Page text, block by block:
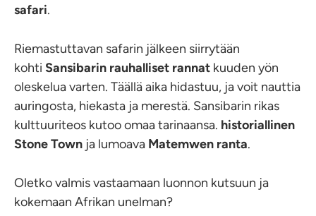
safari.
Riemastuttavan safarin jälkeen siirrytään
kohti Sansibarin rauhalliset rannat kuuden yön
oleskelua varten. Täällä aika hidastuu, ja voit nauttia
auringosta, hiekasta ja merestä. Sansibarin rikas
kulttuuriteos kutoo omaa tarinaansa. historiallinen
Stone Town ja lumoava Matemwen ranta.
Oletko valmis vastaamaan luonnon kutsuun ja
kokemaan Afrikan unelman?